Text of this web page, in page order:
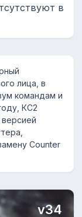
в
лица, в
командам и
КС2
Counter
v34